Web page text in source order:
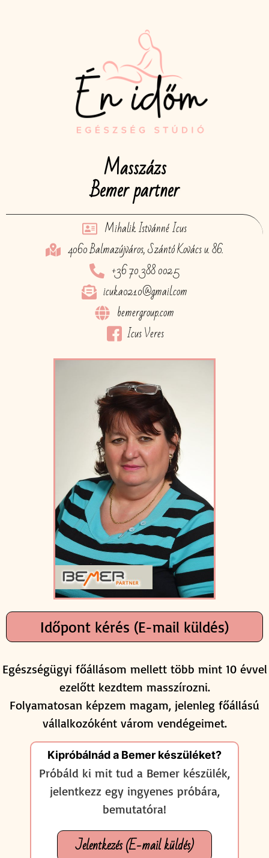
Masszázs
Bemer partner
Mihalik Istvánné Icus
4060 Balmazújváros, Szántó Kovács u. 86.
+36 70 388 0025
icuka0210@gmail.com
bemergroup.com
Icus Veres
Időpont kérés (E-mail küldés)
Egészségügyi főállásom mellett több mint 10 évvel
ezelőtt kezdtem masszírozni.
Folyamatosan képzem magam, jelenleg főállású
vállalkozóként várom vendégeimet.
Kipróbálnád a Bemer készüléket?
Próbáld ki mit tud a Bemer készülék,
jelentkezz egy ingyenes próbára,
bemutatóra!
Jelentkezés (E-mail küldés)